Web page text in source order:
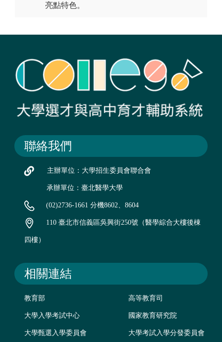
亮點特色。
聯絡我們
主辦單位：大學招生委員會聯合會
承辦單位：臺北醫學大學
(02)2736-1661 分機8602、8604
110 臺北市信義區吳興街250號（醫學綜合大樓後棟
四樓）
相關連結
教育部 高等教育司
大學入學考試中心 國家教育研究院
大學甄選入學委員會 大學考試入學分發委員會